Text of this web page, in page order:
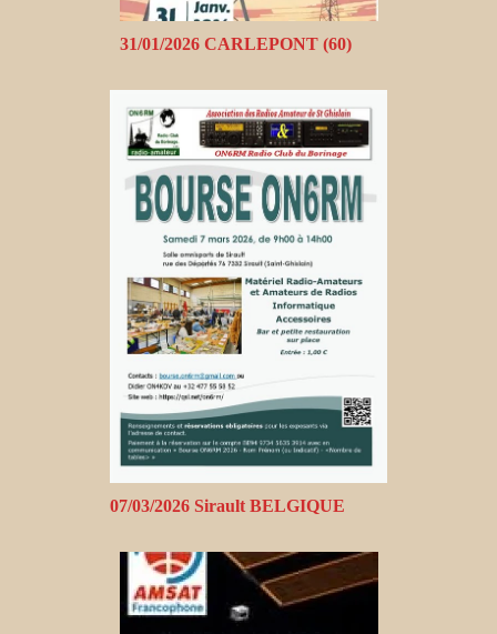
31/01/2026 CARLEPONT (60)
07/03/2026 Sirault BELGIQUE